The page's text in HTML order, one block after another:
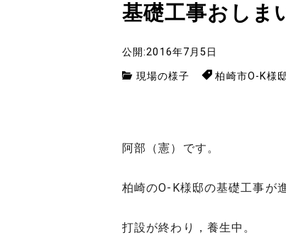
基礎工事おしま
公開:2016年7月5日
現場の様子
柏崎市O-K様
阿部（憲）です。
柏崎のO-K様邸の基礎工事が
打設が終わり，養生中。